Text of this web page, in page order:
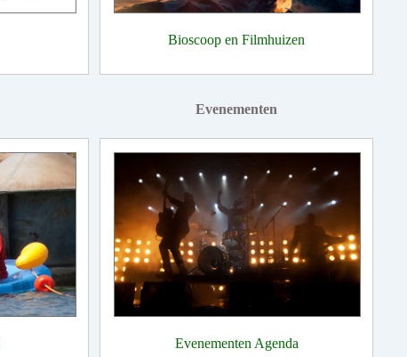
Bioscoop en Filmhuizen
Evenementen
Evenementen Agenda